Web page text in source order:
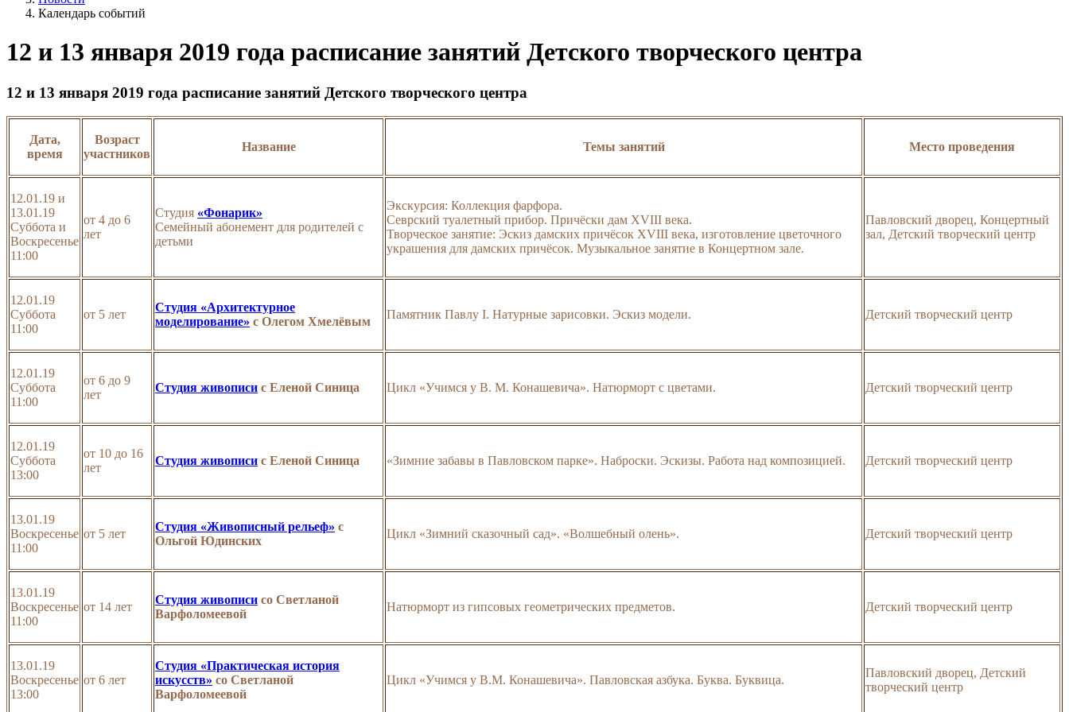
Календарь событий
12 и 13 января 2019 года расписание занятий Детского творческого центра
12 и 13 января 2019 года расписание занятий Детского творческого центра
Дата,
время
Возраст
участников
Название Темы занятий Место проведения
12.01.19 и
13.01.19
Суббота и
Воскресенье
11:00
от 4 до 6
лет
Студия «Фонарик»
Семейный абонемент для родителей с
детьми
Экскурсия: Коллекция фарфора.
Севрский туалетный прибор. Причёски дам XVIII века.
Творческое занятие: Эскиз дамских причёсок XVIII века, изготовление цветочного
украшения для дамских причёсок. Музыкальное занятие в Концертном зале.
Павловский дворец, Концертный
зал, Детский творческий центр
12.01.19
Суббота
11:00
от 5 лет
Студия «Архитектурное
моделирование» с Олегом Хмелёвым
Памятник Павлу I. Натурные зарисовки. Эскиз модели. Детский творческий центр
12.01.19
Суббота
11:00
от 6 до 9
лет
Студия живописи с Еленой Синица Цикл «Учимся у В. М. Конашевича». Натюрморт с цветами. Детский творческий центр
12.01.19
Суббота
13:00
от 10 до 16
лет
Студия живописи с Еленой Синица «Зимние забавы в Павловском парке». Наброски. Эскизы. Работа над композицией. Детский творческий центр
13.01.19
Воскресенье
11:00
от 5 лет
Студия «Живописный рельеф» с
Ольгой Юдинских
Цикл «Зимний сказочный сад». «Волшебный олень». Детский творческий центр
13.01.19
Воскресенье
11:00
от 14 лет
Студия живописи со Светланой
Варфоломеевой
Натюрморт из гипсовых геометрических предметов. Детский творческий центр
13.01.19
Воскресенье
13:00
от 6 лет
Студия «Практическая история
искусств» со Светланой
Варфоломеевой
Цикл «Учимся у В.М. Конашевича». Павловская азбука. Буква. Буквица.
Павловский дворец, Детский
творческий центр